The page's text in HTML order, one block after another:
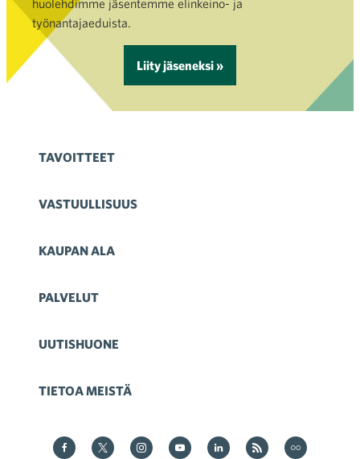
huolehdimme jäsentemme elinkeino- ja
työnantajaeduista.
Liity jäseneksi »
TAVOITTEET
VASTUULLISUUS
KAUPAN ALA
PALVELUT
UUTISHUONE
TIETOA MEISTÄ
Kauppa Facebookissa
Kauppa Twitterissä
Kauppa on Instagram
Kauppa YouTubesssa
Kauppa LinkedInissä
Kauppa on RSS